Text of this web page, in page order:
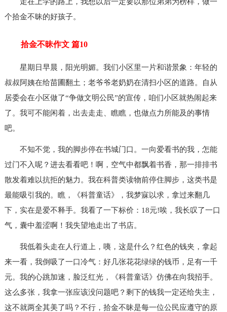
个拾金不昧的好孩子。
拾金不昧作文 篇10
星期日早晨，阳光明媚。我们小区里一片和谐景象：年轻的
叔叔阿姨在给苗圃翻土；老爷爷老奶奶在清扫小区的道路。自从
居委会在小区做了“争做文明公民”的宣传，咱们小区就热闹起来
了。我可不能闲着，出去走走、瞧瞧，也做点力所能及的事情
吧。
不知不觉，我的脚步停在书城门口。一向爱看书的我，怎能
过门不入呢？进去看看吧！啊，空气中都飘着书香，那一排排书
散发着难以抗拒的魅力。我在科普类读物前停住脚步，这类书是
最能吸引我的。瞧，《科普童话》，我梦寐以求，拿过来翻几
下，实在是爱不释手。我看了一下标价：18元!唉，我长叹了一口
气，囊中羞涩啊！我失望地走出了书店。
我低着头走在人行道上，咦，这是什么？红色的钱夹，拿起
来一看，我倒吸了一口冷气：好几张花花绿绿的钱币，足有一千
元。我的心跳加速，脸泛红光，《科普童话》仿佛在向我招手。
这么多张，我拿一张应该没问题吧？剩下的钱我一定还给失主，
这不就两全其美了吗？不行，拾金不昧是每一位公民应遵守的原